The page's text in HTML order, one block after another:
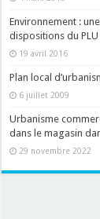
Environnement :
dispositions du PLU
19 avril 2016
Plan local
6 juillet 2009
Urbanisme
dans le magasin
29 novembre 2022